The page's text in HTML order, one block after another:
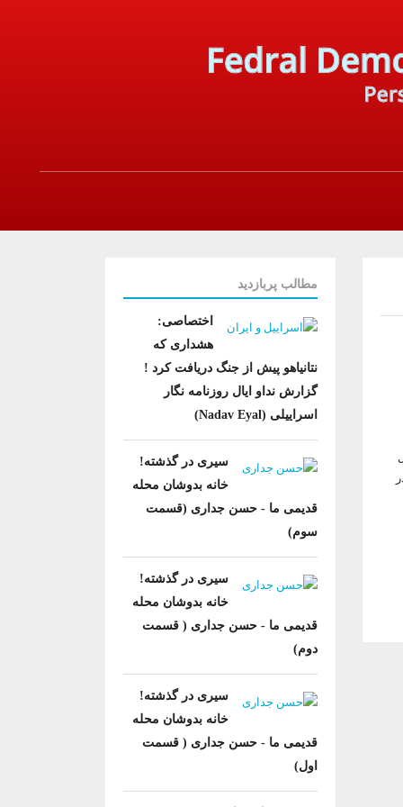
مطالب پربازدید
اختصاصی:
هشداری که
نتانیاهو پیش از جنگ دریافت کرد !
گزارش نداو ایال روزنامه نگار
اسراییلی (Nadav Eyal)
سیری در گذشته!
خانه بدوشان محله
قدیمی ما - حسن جداری (قسمت
سوم)
سیری در گذشته!
خانه بدوشان محله
قدیمی ما - حسن جداری ( قسمت
دوم)
سیری در گذشته!
خانه بدوشان محله
قدیمی ما - حسن جداری ( قسمت
اول)